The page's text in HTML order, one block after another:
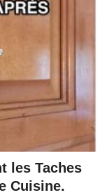
les Taches
Cuisine.